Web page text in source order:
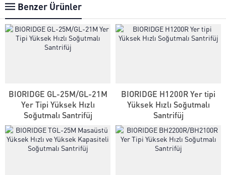
Benzer Ürünler
BIORIDGE GL-25M/GL-21M
Yer Tipi Yüksek Hızlı
Soğutmalı Santrifüj
BIORIDGE H1200R Yer tipi
Yüksek Hızlı Soğutmalı
Santrifüj